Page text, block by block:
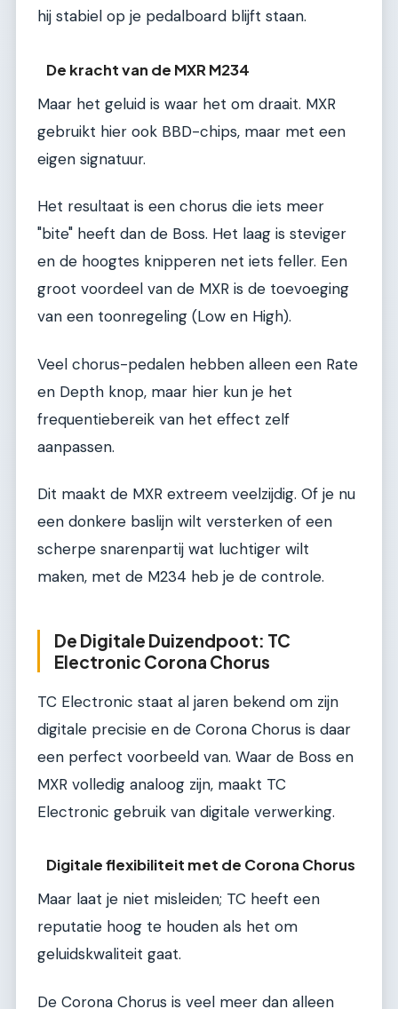
hij stabiel op je pedalboard blijft staan.
De kracht van de MXR M234
Maar het geluid is waar het om draait. MXR
gebruikt hier ook BBD-chips, maar met een
eigen signatuur.
Het resultaat is een chorus die iets meer
"bite" heeft dan de Boss. Het laag is steviger
en de hoogtes knipperen net iets feller. Een
groot voordeel van de MXR is de toevoeging
van een toonregeling (Low en High).
Veel chorus-pedalen hebben alleen een Rate
en Depth knop, maar hier kun je het
frequentiebereik van het effect zelf
aanpassen.
Dit maakt de MXR extreem veelzijdig. Of je nu
een donkere baslijn wilt versterken of een
scherpe snarenpartij wat luchtiger wilt
maken, met de M234 heb je de controle.
De Digitale Duizendpoot: TC
Electronic Corona Chorus
TC Electronic staat al jaren bekend om zijn
digitale precisie en de Corona Chorus is daar
een perfect voorbeeld van. Waar de Boss en
MXR volledig analoog zijn, maakt TC
Electronic gebruik van digitale verwerking.
Digitale flexibiliteit met de Corona Chorus
Maar laat je niet misleiden; TC heeft een
reputatie hoog te houden als het om
geluidskwaliteit gaat.
De Corona Chorus is veel meer dan alleen